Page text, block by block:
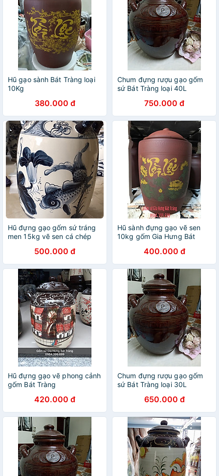
Hũ gạo sành Bát Tràng loại
10Kg
380.000 đ
Chum đựng rượu gạo gốm
sứ Bát Tràng loại 40L
750.000 đ
Hũ đựng gạo gốm sứ tráng
men 15kg vẽ sen cá chép
500.000 đ
Hũ sành đựng gạo vẽ sen
10kg gốm Gia Hưng Bát
400.000 đ
Hũ đựng gạo vẽ phong cảnh
gốm Bát Tràng
420.000 đ
Chum đựng rượu gạo gốm
sứ Bát Tràng loại 30L
650.000 đ